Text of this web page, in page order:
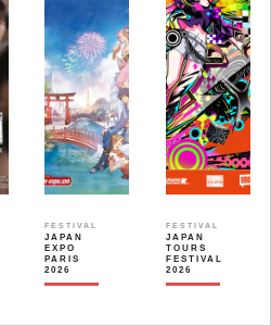
FESTIVAL
JAPAN
EXPO
PARIS
2026
FESTIVAL
JAPAN
TOURS
FESTIVAL
2026